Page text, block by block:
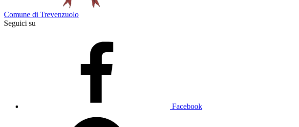
Comune di Trevenzuolo
Seguici su
Facebook